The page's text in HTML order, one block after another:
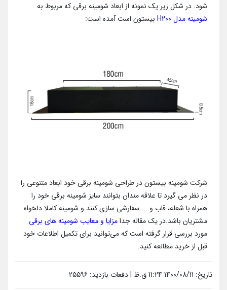
شود. در شکل زیر یک نمونه از ابعاد شومینه برقی که مربوط به
شومینه مدل H200
بیستون است آمده است:
شرکت شومینه بیستون در طراحی شومینه برقی خود ابعاد متنوعی را
در نظر می گیرد تا علاقه مندان بتوانند سایز شومینه برقی خود را
همراه با شعله، قاب و ... سفارشی سازی کنند و شومینه کاملا دلخواه
مشتریان باشد.در یک مقاله جدامزایا و معایب شومینه های برقی
مورد بررسی قرار گرفته است که می‌توانید برای تکمیل اطلاعات خود
قبل از خرید مطالعه کنید.
تاریخ: 1400/08/11 11:24 ق.ظ | دفعات بازدید: 25596